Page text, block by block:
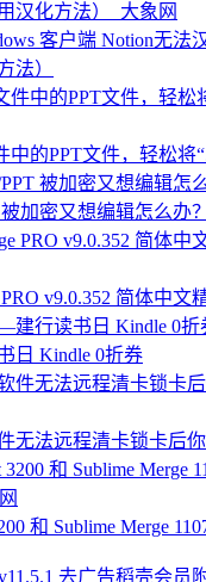
客户端 Notion无法
法）
中的PPT文件，轻松将
加密又想编辑怎么办？
v9.0.352 简体中文
Kindle 0折券
无法远程清卡锁卡后
和 Sublime Merge